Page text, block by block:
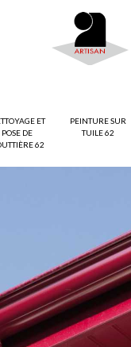
ET
POSE DE
62
PEINTURE SUR
TUILE 62